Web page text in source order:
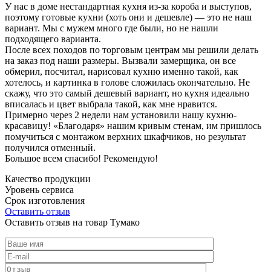
У нас в доме нестандартная кухня из-за короба и выступов,
поэтому готовые кухни (хоть они и дешевле) — это не наш
вариант. Мы с мужем много где были, но не нашли
подходящего варианта.
После всех походов по торговым центрам мы решили делать
на заказ под наши размеры. Вызвали замерщика, он все
обмерил, посчитал, нарисовал кухню именно такой, как
хотелось, и картинка в голове сложилась окончательно. Не
скажу, что это самый дешевый вариант, но кухня идеально
вписалась и цвет выбрала такой, как мне нравится.
Примерно через 2 недели нам установили нашу кухню-
красавицу! «Благодаря» нашим кривым стенам, им пришлось
помучиться с монтажом верхних шкафчиков, но результат
получился отменный.
Большое всем спасибо! Рекомендую!
Качество продукции
Уровень сервиса
Срок изготовления
Оставить отзыв
Оставить отзыв на товар Тумако